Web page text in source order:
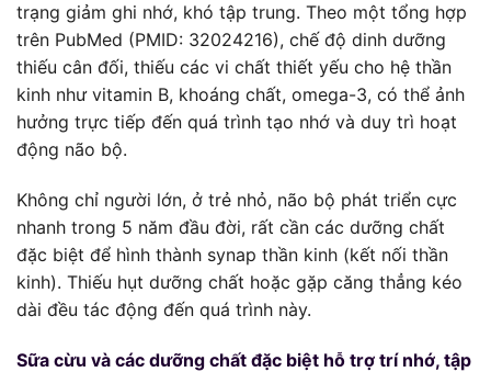
trạng giảm ghi nhớ, khó tập trung. Theo một tổng hợp
trên PubMed (PMID: 32024216), chế độ dinh dưỡng
thiếu cân đối, thiếu các vi chất thiết yếu cho hệ thần
kinh như vitamin B, khoáng chất, omega-3, có thể ảnh
hưởng trực tiếp đến quá trình tạo nhớ và duy trì hoạt
động não bộ.
Không chỉ người lớn, ở trẻ nhỏ, não bộ phát triển cực
nhanh trong 5 năm đầu đời, rất cần các dưỡng chất
đặc biệt để hình thành synap thần kinh (kết nối thần
kinh). Thiếu hụt dưỡng chất hoặc gặp căng thẳng kéo
dài đều tác động đến quá trình này.
Sữa cừu và các dưỡng chất đặc biệt hỗ trợ trí nhớ, tập